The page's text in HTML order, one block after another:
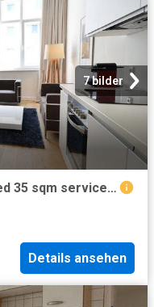
7 bilder
Stylish and completely furnished 35 sqm serviced apartment in Frankfurt near White Tower
Details ansehen